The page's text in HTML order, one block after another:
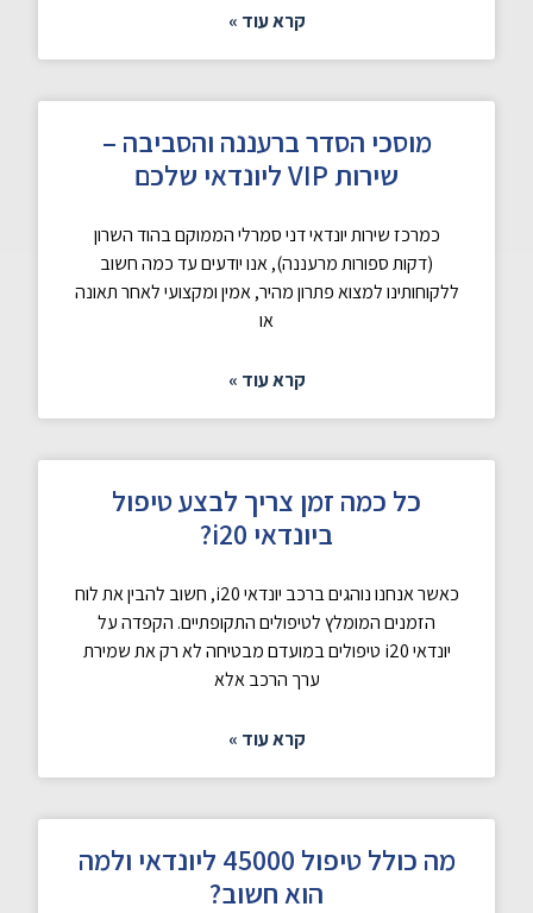
קרא עוד »
מוסכי הסדר ברעננה והסביבה –
שירות VIP ליונדאי שלכם
כמרכז שירות יונדאי דני סמרלי הממוקם בהוד השרון
(דקות ספורות מרעננה), אנו יודעים עד כמה חשוב
ללקוחותינו למצוא פתרון מהיר, אמין ומקצועי לאחר תאונה
או
קרא עוד »
כל כמה זמן צריך לבצע טיפול
ביונדאי i20?
כאשר אנחנו נוהגים ברכב יונדאי i20, חשוב להבין את לוח
הזמנים המומלץ לטיפולים התקופתיים. הקפדה על
יונדאי i20 טיפולים במועדם מבטיחה לא רק את שמירת
ערך הרכב אלא
קרא עוד »
מה כולל טיפול 45000 ליונדאי ולמה
הוא חשוב?